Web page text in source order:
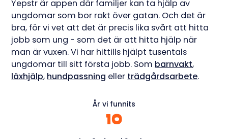
Yepstr är appen där familjer kan ta hjälp av
ungdomar som bor rakt över gatan. Och det är
bra, för vi vet att det är precis lika svårt att hitta
jobb som ung - som det är att hitta hjälp när
man är vuxen. Vi har hittills hjälpt tusentals
ungdomar till sitt första jobb. Som barnvakt,
läxhjälp, hundpassning eller trädgårdsarbete.
År vi funnits
10